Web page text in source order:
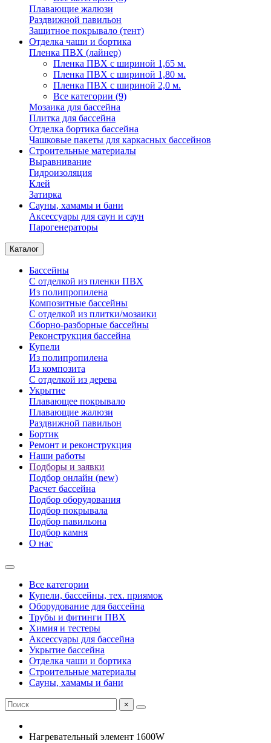
Плавающие жалюзи
Раздвижной павильон
Защитное покрывало (тент)
Отделка чаши и бортика
Пленка ПВХ (лайнер)
Пленка ПВХ с шириной 1,65 м.
Пленка ПВХ с шириной 1,80 м.
Пленка ПВХ с шириной 2,0 м.
Все категории (9)
Мозаика для бассейна
Плитка для бассейна
Отделка бортика бассейна
Чашковые пакеты для каркасных бассейнов
Строительные материалы
Выравнивание
Гидроизоляция
Клей
Затирка
Сауны, хамамы и бани
Аксессуары для саун и саун
Парогенераторы
Каталог
Бассейны
С отделкой из пленки ПВХ
Из полипропилена
Композитные бассейны
С отделкой из плитки/мозаики
Сборно-разборные бассейны
Реконструкция бассейна
Купели
Из полипропилена
Из композита
С отделкой из дерева
Укрытие
Плавающее покрывало
Плавающие жалюзи
Раздвижной павильон
Бортик
Ремонт и реконструкция
Наши работы
Подборы и заявки
Подбор онлайн (new)
Расчет бассейна
Подбор оборудования
Подбор покрывала
Подбор павильона
Подбор камня
О нас
Все категории
Купели, бассейны, тех. приямок
Оборудование для бассейна
Трубы и фитинги ПВХ
Химия и тестеры
Аксессуары для бассейна
Укрытие бассейна
Отделка чаши и бортика
Строительные материалы
Сауны, хамамы и бани
×
Нагревательный элемент 1600W